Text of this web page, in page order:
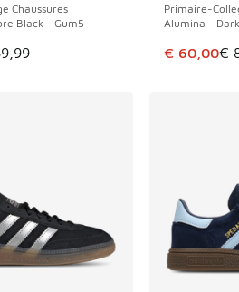
à € 45,00
Chaussures
Black - Gum5
en promotion. Prix en baisse de
Primaire-
Alumina -
Cet article
€ 60,00€